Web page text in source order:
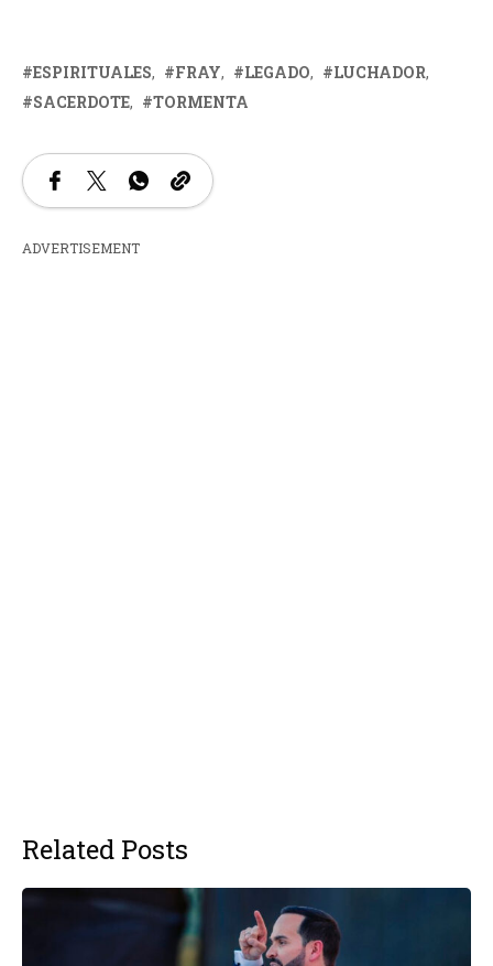
ESPIRITUALES FRAY LEGADO
LUCHADOR
SACERDOTE
TORMENTA
ADVERTISEMENT
Related Posts